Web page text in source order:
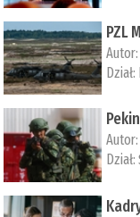
PZL
Autor:
Dział:
Autor:
Dział: